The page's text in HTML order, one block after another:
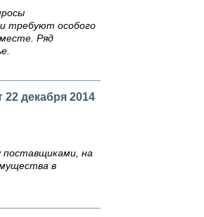
и требуют особого
Ряд
декабря 2014
поставщиками, на
в